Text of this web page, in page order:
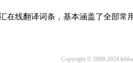
在线翻译词条，基本涵盖了全部
Copyright © 2000-2024